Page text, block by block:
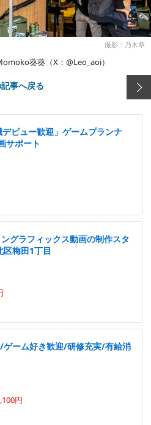
撮影：乃木章
葵葵（X：@Leo_aoi）
記事へ戻る
デビュー歓迎」ゲームプランナ
サポート
グラフィックス動画の制作スタ
区梅田1丁目
ーム好き歓迎/研修充実/有給消
円